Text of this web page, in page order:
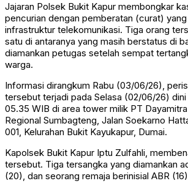
Jajaran Polsek Bukit Kapur membongkar
pencurian dengan pemberatan (curat)
infrastruktur telekomunikasi. Tiga orang
satu di antaranya yang masih berstatus di
diamankan petugas setelah sempat
warga.
Informasi dirangkum Rabu (03/06/26),
tersebut terjadi pada Selasa (02/06/26) dini
05.35 WIB di area tower milik PT
Regional Sumbagteng, Jalan Soekarno
001, Kelurahan Bukit Kayukapur, Dumai.
Kapolsek Bukit Kapur Iptu Zulfahli,
tersebut. Tiga tersangka yang diamankan
(20), dan seorang remaja berinisial ABR